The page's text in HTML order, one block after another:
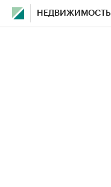
НЕДВИЖИМОСТЬ